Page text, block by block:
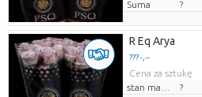
Suma
?
R Eq Arya
??? -,--
Cena za sztukę
?